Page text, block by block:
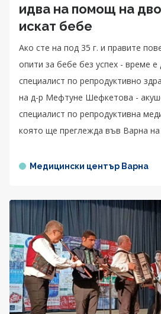
идва на помощ на
искат бебе
Ако сте на под 35 г. и правите
опити за бебе без успех - време е
специалист по репродуктивно
на д-р Мефтуне Шефкетова -
специалист по репродуктивна
която ще преглежда във Варна на
Медицински център Варна